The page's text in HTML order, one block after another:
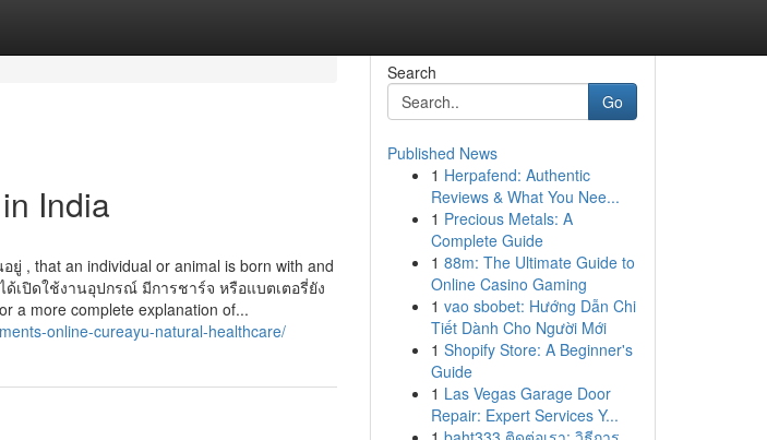
India
that an individual or animal is born with and
ด้เปิดใช้งานอุปกรณ์ มีการชาร์จ หรือแบตเตอรี่ยัง
more complete explanation of...
online-cureayu-natural-healthcare/
Search
Go
Published News
1 Herpafend: Authentic
Reviews & What You Nee...
1 Precious Metals: A
Complete Guide
1 88m: The Ultimate Guide to
Online Casino Gaming
1 vao sbobet: Hướng Dẫn Chi
Tiết Dành Cho Người Mới
1 Shopify Store: A Beginner's
Guide
1 Las Vegas Garage Door
Repair: Expert Services Y...